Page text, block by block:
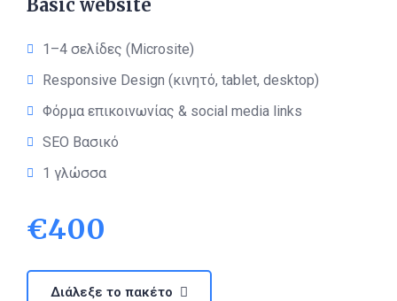
Basic website
1–4 σελίδες (Microsite)
Responsive Design (κινητό, tablet, desktop)
Φόρμα επικοινωνίας & social media links
SEO Βασικό
1 γλώσσα
€400
Διάλεξε το πακέτο